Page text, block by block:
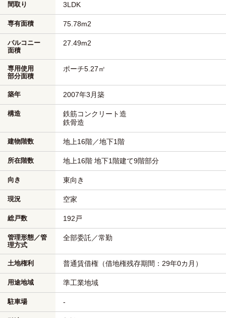
間取り 3LDK
専有面積 75.78m2
バルコニー
面積
27.49m2
専用使用
部分面積
ポーチ5.27㎡
築年 2007年3月築
構造
鉄筋コンクリート造
鉄骨造
建物階数 地上16階／地下1階
所在階数 地上16階 地下1階建て9階部分
向き 東向き
現況 空家
総戸数 192戸
管理形態／管
理方式
全部委託／常勤
土地権利 普通賃借権（借地権残存期間：29年0カ月）
用途地域 準工業地域
駐車場 -